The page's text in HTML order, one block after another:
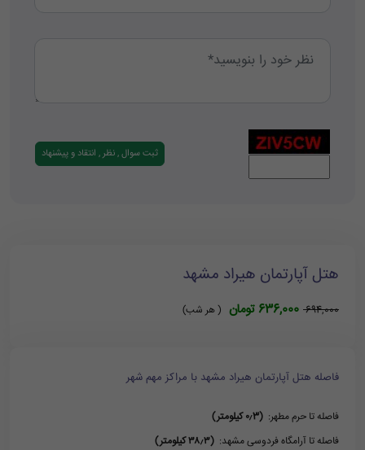
هتل آپارتمان هیراد مشهد
694,000 636,000 تومان ( هر شب)
فاصله هتل آپارتمان هیراد مشهد با مراکز مهم شهر
فاصله تا حرم مطهر: (۰٫3 کیلومتر)
فاصله تا آرامگاه فردوسی مشهد: (۳۸٫۳ کیلومتر)